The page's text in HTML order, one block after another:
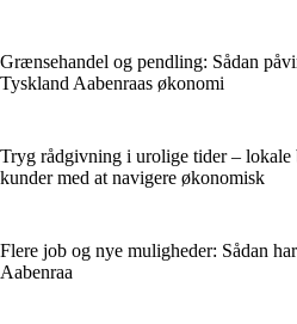
Grænsehandel og pendling: Sådan
Tyskland Aabenraas økonomi
Tryg rådgivning i urolige tider –
kunder med at navigere økonomisk
Flere job og nye muligheder: Sådan
Aabenraa